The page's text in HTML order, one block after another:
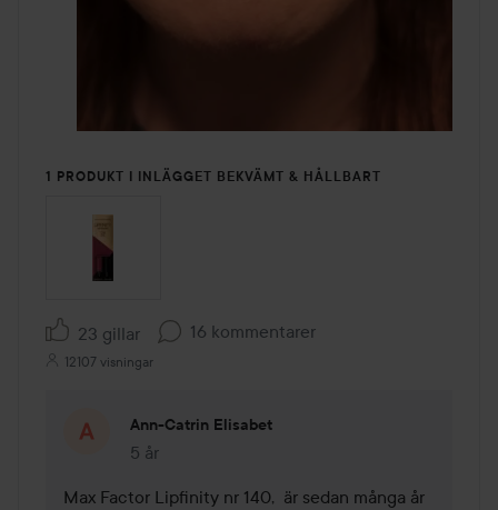
1 PRODUKT I INLÄGGET BEKVÄMT & HÅLLBART
23 gillar 16 kommentarer
12107 visningar
Ann-Catrin Elisabet
5 år
Kommentaren lades 5 år
Max Factor Lipfinity nr 140,  är sedan många år